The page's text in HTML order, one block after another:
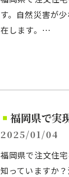
す。自然災害が
在します。…
福岡県で実
2025/01/04
福岡県で注文住
知っていますか